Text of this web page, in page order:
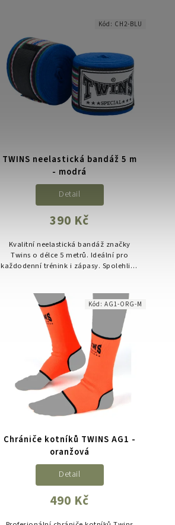
TWINS neelastická bandáž 5 m
- modrá
390 Kč
Detail
Kvalitní neelastická bandáž značky
Twins o délce 5 metrů. Ideální pro
každodenní trénink i zápasy. Spolehlivá
Kód: CH2-BLU
Chrániče kotníků TWINS AG1 -
oranžová
490 Kč
Detail
Kód:AG1-ORG-M